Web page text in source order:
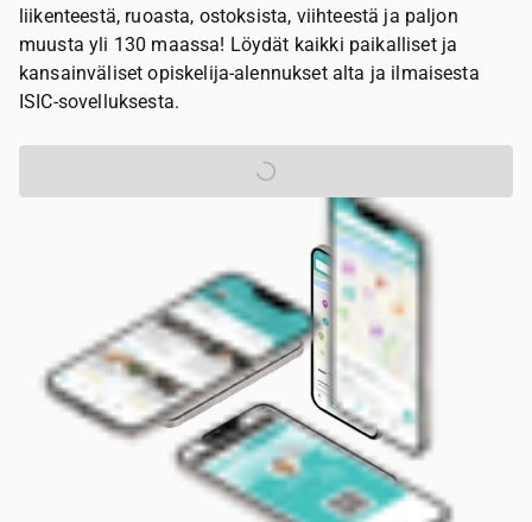
liikenteestä, ruoasta, ostoksista, viihteestä ja paljon
muusta yli 130 maassa! Löydät kaikki paikalliset ja
kansainväliset opiskelija-alennukset alta ja ilmaisesta
ISIC-sovelluksesta.
Tilaa ISIC